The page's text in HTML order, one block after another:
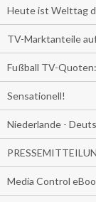
Heute ist Welttag
TV-Marktanteile
Fußball TV-Quoten:
Sensationell!
Niederlande -
Media Control